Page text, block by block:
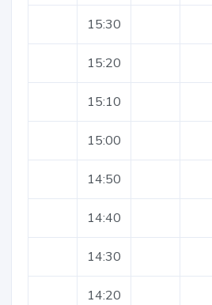
15:30
15:20
15:10
15:00
14:50
14:40
14:30
14:20